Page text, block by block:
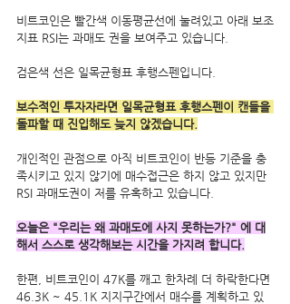
비트코인은 빨간색 이동평균선에 눌려있고 아래 보조
지표 RSI는 과매도 권을 보여주고 있습니다.
검은색 선은 일목균형표 후행스펜입니다.
보수적인 투자자라면 일목균형표 후행스펜이 캔들을
돌파할 때 진입해도 늦지 않겠습니다.
개인적인 관점으로 아직 비트코인이 반등 기준을 충
족시키고 있지 않기에 매수접근은 하지 않고 있지만
RSI 과매도권이 저를 유혹하고 있습니다.
오늘은 "우리는 왜 과매도에 사지 못하는가?" 에 대
해서 스스로 생각해보는 시간을 가지려 합니다.
한편, 비트코인이 47K를 깨고 한차례 더 하락한다면
46.3K ~ 45.1K 지지구간에서 매수를 계획하고 있